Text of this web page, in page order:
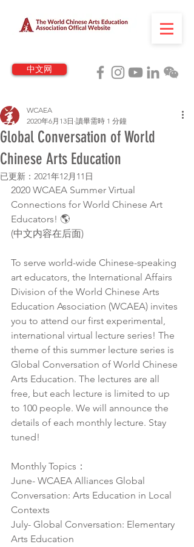
中文网
Global Conversation of World
Chinese Arts Education
WCAEA
2020年6月13日 讀畢需時 1 分鐘
已更新： 2021年12月11日
2020 WCAEA Summer Virtual
Connections for World Chinese Art
Educators! 🌎
(中文内容在后面)
To serve world-wide Chinese-speaking
art educators, the International Affairs
Division of the World Chinese Arts
Education Association (WCAEA) invites
you to attend our first experimental,
international virtual lecture series! The
theme of this summer lecture series is
Global Conversation of World Chinese
Arts Education. The lectures are all
free, but each lecture is limited to up
to 100 people. We will announce the
details of each monthly lecture. Stay
tuned!
Monthly Topics：
June- WCAEA Alliances Global
Conversation: Arts Education in Local
Contexts
July- Global Conversation: Elementary
Arts Education